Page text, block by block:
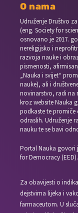
O nama
Udruženje Društvo
(eng. Society for
osnovano je 2017.
nereligijsko i
razvoja nauke i
pismenosti,
„Nauka i svijet“
nauke), ali i
novinarstvo, radi na
kroz website Nauka
podkaste te
odraslih. Udruženje
nauku te se bavi
Portal Nauka govori
for Democracy
Za obavijesti o
dejstvima lijeka i
farmaceutom. U